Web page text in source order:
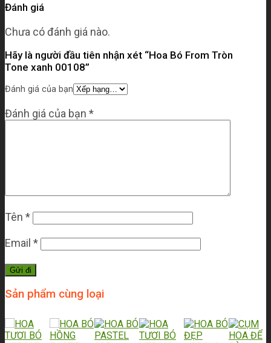
Đánh giá
Chưa có đánh giá nào.
Hãy là người đầu tiên nhận xét “Hoa Bó From Tròn
Tone xanh 00108”
Đánh giá của bạn
Đánh giá của bạn *
Tên *
Email *
Sản phẩm cùng loại